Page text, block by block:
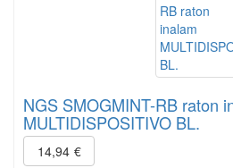
NGS SMOGMINT-RB raton
MULTIDISPOSITIVO BL.
14,94 €